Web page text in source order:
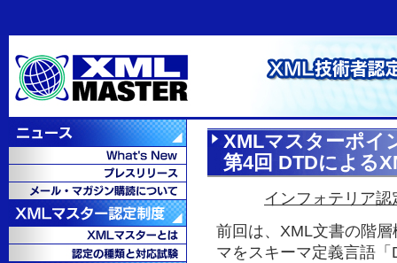
XMLマスターポイ
第4回 DTDによる
インフォテリア
前回は、XML文書の階
マをスキーマ定義言語